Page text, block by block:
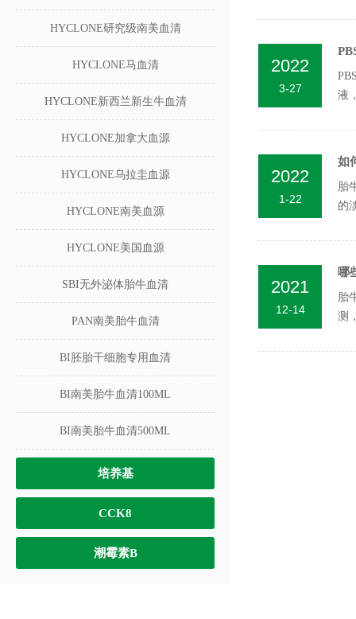
HYCLONE研究级南美血清
HYCLONE马血清
HYCLONE新西兰新生牛血清
HYCLONE加拿大血源
HYCLONE乌拉圭血源
HYCLONE南美血源
HYCLONE美国血源
SBI无外泌体胎牛血清
PAN南美胎牛血清
BI胚胎干细胞专用血清
BI南美胎牛血清100ML
BI南美胎牛血清500ML
培养基
CCK8
潮霉素B
2022
3-27
液
2022
1-22
如
胎
的
2021
12-14
哪
胎
测